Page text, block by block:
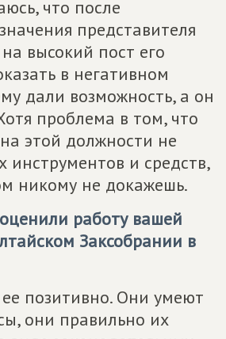
что после
представителя
высокий пост его
в негативном
дали возможность, а он
проблема в том, что
этой должности не
инструментов и средств,
никому не докажешь.
работу вашей
Заксобрании в
позитивно. Они умеют
они правильно их